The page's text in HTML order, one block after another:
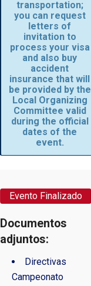
transportation;
you can request
letters of
invitation to
process your visa
and also buy
accident
insurance that will
be provided by the
Local Organizing
Committee valid
during the official
dates of the
event.
Evento Finalizado
Documentos
adjuntos:
Directivas
Campeonato